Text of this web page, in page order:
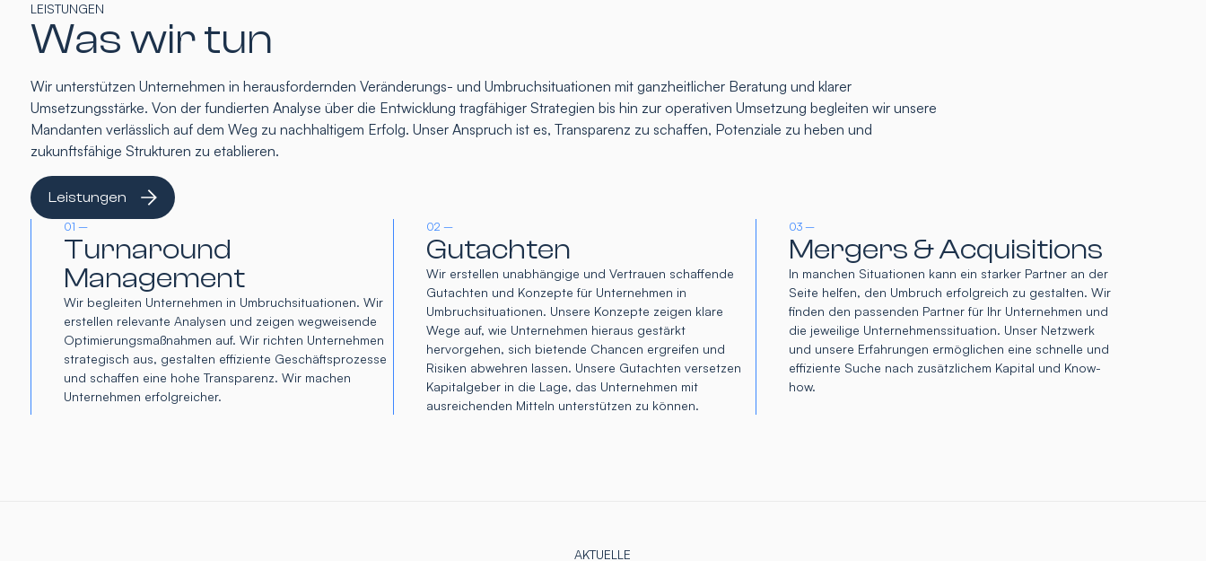
LEISTUNGEN
Was wir tun
Wir unterstützen Unternehmen in herausfordernden Veränderungs- und Umbruchsituationen mit ganzheitlicher Beratung und klarer
Umsetzungsstärke. Von der fundierten Analyse über die Entwicklung tragfähiger Strategien bis hin zur operativen Umsetzung begleiten wir unsere
Mandanten verlässlich auf dem Weg zu nachhaltigem Erfolg. Unser Anspruch ist es, Transparenz zu schaffen, Potenziale zu heben und
zukunftsfähige Strukturen zu etablieren.
Leistungen
01 –
Turnaround
Management
Wir begleiten Unternehmen in Umbruchsituationen. Wir
erstellen relevante Analysen und zeigen wegweisende
Optimierungsmaßnahmen auf. Wir richten Unternehmen
strategisch aus, gestalten effiziente Geschäftsprozesse
und schaffen eine hohe Transparenz. Wir machen
Unternehmen erfolgreicher.
02 –
Gutachten
Wir erstellen unabhängige und Vertrauen schaffende
Gutachten und Konzepte für Unternehmen in
Umbruchsituationen. Unsere Konzepte zeigen klare
Wege auf, wie Unternehmen hieraus gestärkt
hervorgehen, sich bietende Chancen ergreifen und
Risiken abwehren lassen. Unsere Gutachten versetzen
Kapitalgeber in die Lage, das Unternehmen mit
ausreichenden Mitteln unterstützen zu können.
03 –
Mergers & Acquisitions
In manchen Situationen kann ein starker Partner an der
Seite helfen, den Umbruch erfolgreich zu gestalten. Wir
finden den passenden Partner für Ihr Unternehmen und
die jeweilige Unternehmenssituation. Unser Netzwerk
und unsere Erfahrungen ermöglichen eine schnelle und
effiziente Suche nach zusätzlichem Kapital und Know-
how.
AKTUELLE